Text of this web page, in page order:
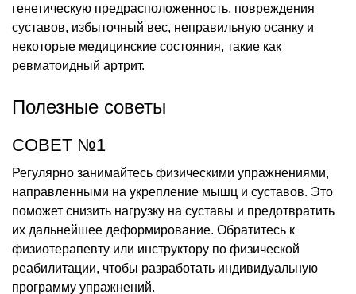
генетическую предрасположенность, повреждения
суставов, избыточный вес, неправильную осанку и
некоторые медицинские состояния, такие как
ревматоидный артрит.
Полезные советы
СОВЕТ №1
Регулярно занимайтесь физическими упражнениями,
направленными на укрепление мышц и суставов. Это
поможет снизить нагрузку на суставы и предотвратить
их дальнейшее деформирование. Обратитесь к
физиотерапевту или инструктору по физической
реабилитации, чтобы разработать индивидуальную
программу упражнений.